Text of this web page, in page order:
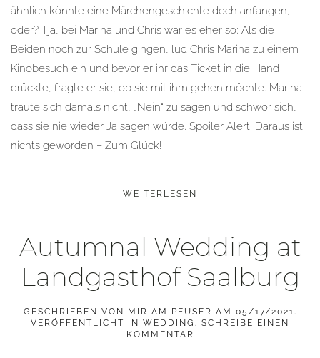
ähnlich könnte eine Märchengeschichte doch anfangen,
oder? Tja, bei Marina und Chris war es eher so: Als die
Beiden noch zur Schule gingen, lud Chris Marina zu einem
Kinobesuch ein und bevor er ihr das Ticket in die Hand
drückte, fragte er sie, ob sie mit ihm gehen möchte. Marina
traute sich damals nicht, „Nein“ zu sagen und schwor sich,
dass sie nie wieder Ja sagen würde. Spoiler Alert: Daraus ist
nichts geworden – Zum Glück!
WEITERLESEN
Autumnal Wedding at
Landgasthof Saalburg
GESCHRIEBEN VON MIRIAM PEUSER AM 05/17/2021.
VERÖFFENTLICHT IN WEDDING . SCHREIBE EINEN
KOMMENTAR